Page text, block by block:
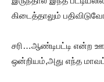
கிடைத்தாலும்
சரி…ஆண்டிபட்டி என்ற
ஒன்றியம்,அது எந்த